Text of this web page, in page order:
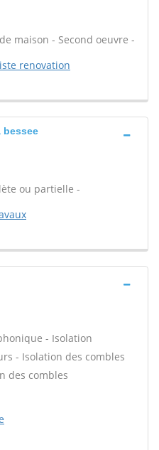
maison - Second oeuvre -
renovation
bessee
ou partielle -
- Isolation
- Isolation des combles
des combles